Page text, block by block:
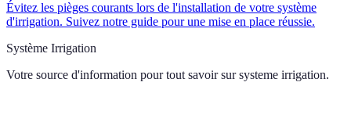
Évitez les pièges courants lors de l'installation de votre système
d'irrigation. Suivez notre guide pour une mise en place réussie.
Système Irrigation
Votre source d'information pour tout savoir sur systeme irrigation.